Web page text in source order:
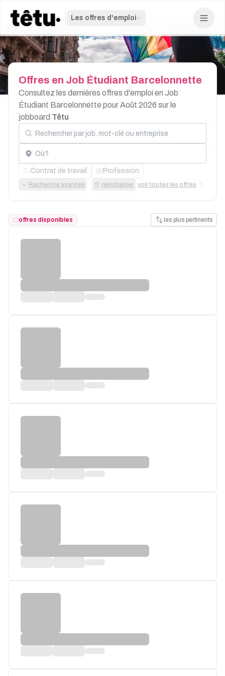
Les offres d'emploi
Offres en Job Étudiant Barcelonnette
Consultez les dernières offres d'emploi en Job
Étudiant Barcelonnette pour Août 2026 sur le
jobboard Têtu
Rechercher par job, mot-clé ou entreprise
Localisation
Contrat de travail Profession
Recherche avancée réinitialiser voir toutes les offres
offres disponibles les plus pertinents